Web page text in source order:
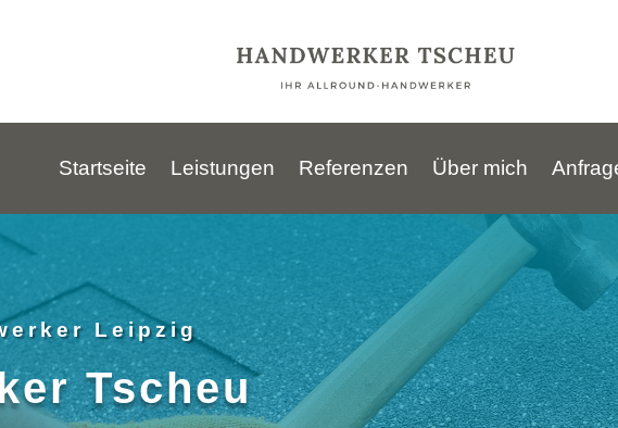
Startseite Leistungen Referenzen Über mich
Leipzig
Tscheu